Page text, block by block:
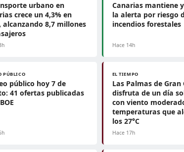
urbano en
crece un 4,3% en
alcanzando 8,7 millones
Canarias mantiene
la alerta por riesgo
incendios forestales
Hace 14h
PÚBLICO
público hoy 7 de
41 ofertas publicadas
EL TIEMPO
Las Palmas de Gran
disfruta de un día
con viento
temperaturas que
los 27°C
Hace 17h